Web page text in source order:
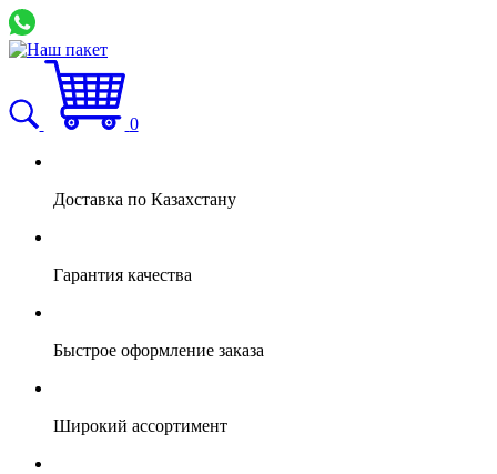
0
Доставка по Казахстану
Гарантия качества
Быстрое оформление заказа
Широкий ассортимент